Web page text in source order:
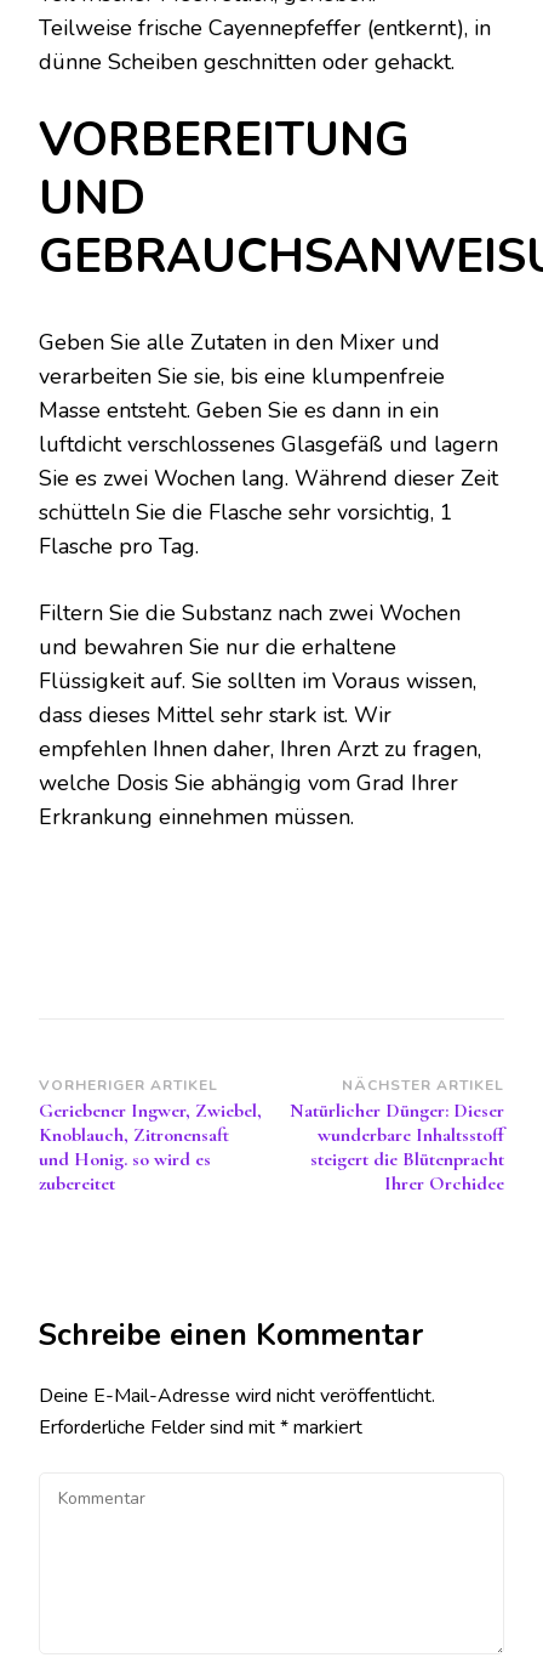
Teilweise frische Cayennepfeffer (entkernt), in
dünne Scheiben geschnitten oder gehackt.
VORBEREITUNG
UND
Geben Sie alle Zutaten in den Mixer und
verarbeiten Sie sie, bis eine klumpenfreie
Masse entsteht. Geben Sie es dann in ein
luftdicht verschlossenes Glasgefäß und lagern
Sie es zwei Wochen lang. Während dieser Zeit
schütteln Sie die Flasche sehr vorsichtig, 1
Flasche pro Tag.
Filtern Sie die Substanz nach zwei Wochen
und bewahren Sie nur die erhaltene
Flüssigkeit auf. Sie sollten im Voraus wissen,
dass dieses Mittel sehr stark ist. Wir
empfehlen Ihnen daher, Ihren Arzt zu fragen,
welche Dosis Sie abhängig vom Grad Ihrer
Erkrankung einnehmen müssen.
Beitragsnavigation
VORHERIGER ARTIKEL
Geriebener Ingwer, Zwiebel,
Knoblauch, Zitronensaft
und Honig. so wird es
zubereitet
NÄCHSTER ARTIKEL
Natürlicher Dünger: Dieser
wunderbare Inhaltsstoff
steigert die Blütenpracht
Ihrer Orchidee
Schreibe einen Kommentar
Deine E-Mail-Adresse wird nicht veröffentlicht.
Erforderliche Felder sind mit*markiert